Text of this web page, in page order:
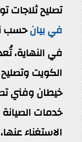
تصليح ثلاجات
في بيانحسب
في النهاية،
الكويت
خيطان وفني
خدمات الصيانة
الاستغناء